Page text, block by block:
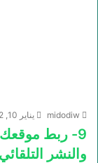
midodiw يناير 10, 2022
9- ربط
والنشر